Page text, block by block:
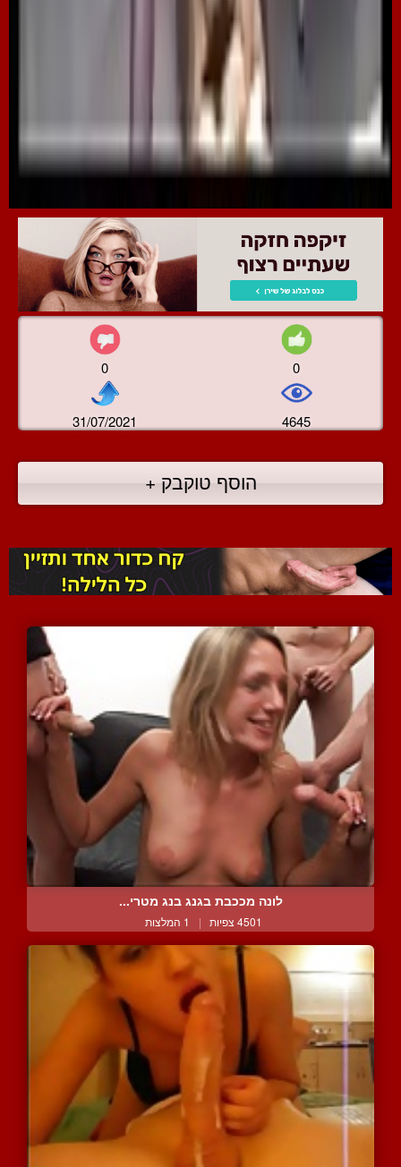
0 0
31/07/2021 4645
הוסף טוקבק +
לונה מככבת בגנג בנג מטרי...
4501 צפיות | 1 המלצות